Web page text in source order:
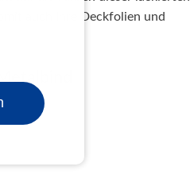
auch Ihre Deckfolien und